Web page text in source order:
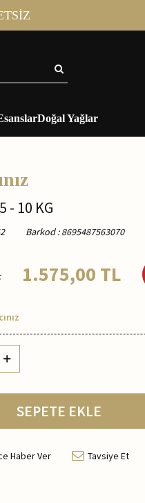
Doğal Yağlar
- 10 KG
Barkod : 8695487563070
1.575,00 TL
SEPETE EKLE
Haber Ver Tavsiye Et